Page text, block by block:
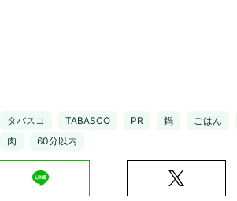
タバスコ TABASCO PR 鍋 ごはん
肉
60分以内